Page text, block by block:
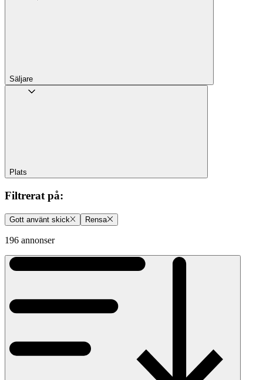
Säljare
Plats
Filtrerat på:
Gott använt skick Rensa
196 annonser